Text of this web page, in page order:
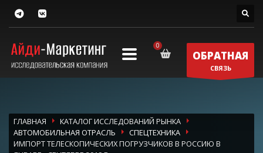
ОБРАТНАЯ
СВЯЗЬ
ГЛАВНАЯ
КАТАЛОГ ИССЛЕДОВАНИЙ РЫНКА
АВТОМОБИЛЬНАЯ ОТРАСЛЬ
СПЕЦТЕХНИКА
ИМПОРТ ТЕЛЕСКОПИЧЕСКИХ ПОГРУЗЧИКОВ В РОССИЮ В